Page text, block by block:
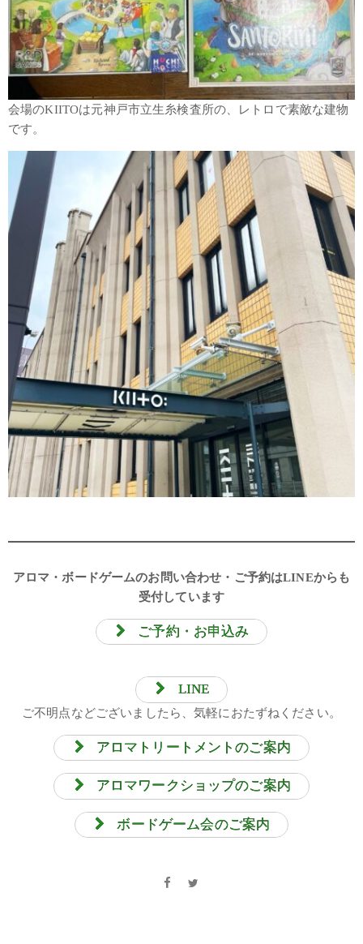
会場のKIITOは元神戸市立生糸検査所の、レトロで素敵な建物
です。
アロマ・ボードゲームのお問い合わせ・ご予約はLINEからも
受付しています
ご予約・お申込み
LINE
ご不明点などございましたら、気軽におたずねください。
アロマトリートメントのご案内
アロマワークショップのご案内
ボードゲーム会のご案内